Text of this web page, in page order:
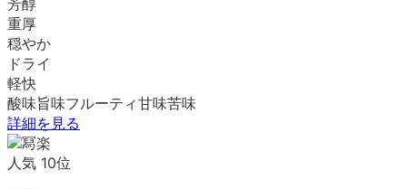
重厚
穏やか
ドライ
軽快
酸味旨味フルーティ甘味苦味
詳細を見る
人気 10位